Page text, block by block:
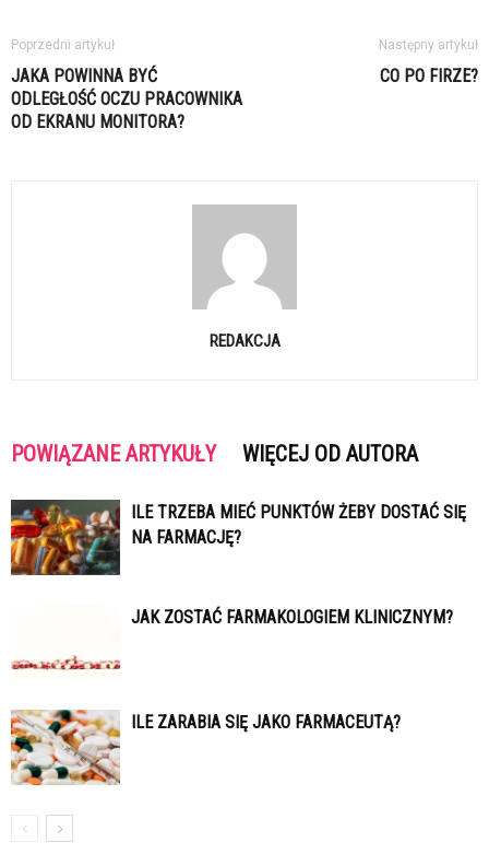
Poprzedni artykuł
JAKA POWINNA BYĆ
ODLEGŁOŚĆ OCZU PRACOWNIKA
OD EKRANU MONITORA?
Następny artykuł
CO PO FIRZE?
REDAKCJA
POWIĄZANE ARTYKUŁY WIĘCEJ OD AUTORA
ILE TRZEBA MIEĆ PUNKTÓW ŻEBY DOSTAĆ SIĘ
NA FARMACJĘ?
JAK ZOSTAĆ FARMAKOLOGIEM KLINICZNYM?
ILE ZARABIA SIĘ JAKO FARMACEUTĄ?